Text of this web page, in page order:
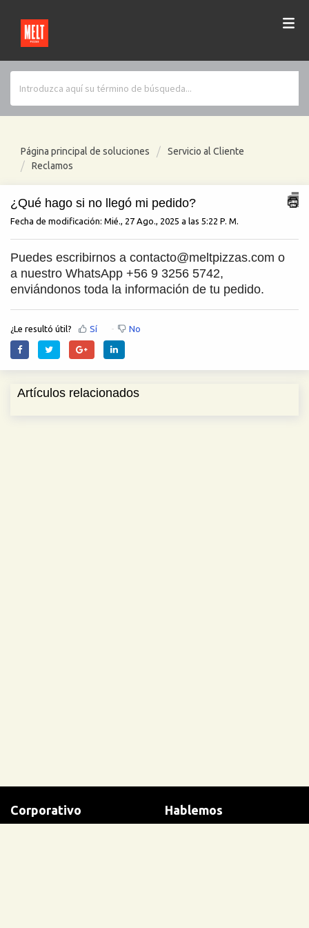
Página principal de soluciones
Servicio al Cliente
Reclamos
¿Qué hago si no llegó mi pedido?
Fecha de modificación: Mié., 27 Ago., 2025 a las 5:22 P. M.
Puedes escribirnos a contacto@meltpizzas.com o
a nuestro WhatsApp +56 9 3256 5742,
enviándonos toda la información de tu pedido.
¿Le resultó útil? Sí No
Artículos relacionados
Corporativo Hablemos